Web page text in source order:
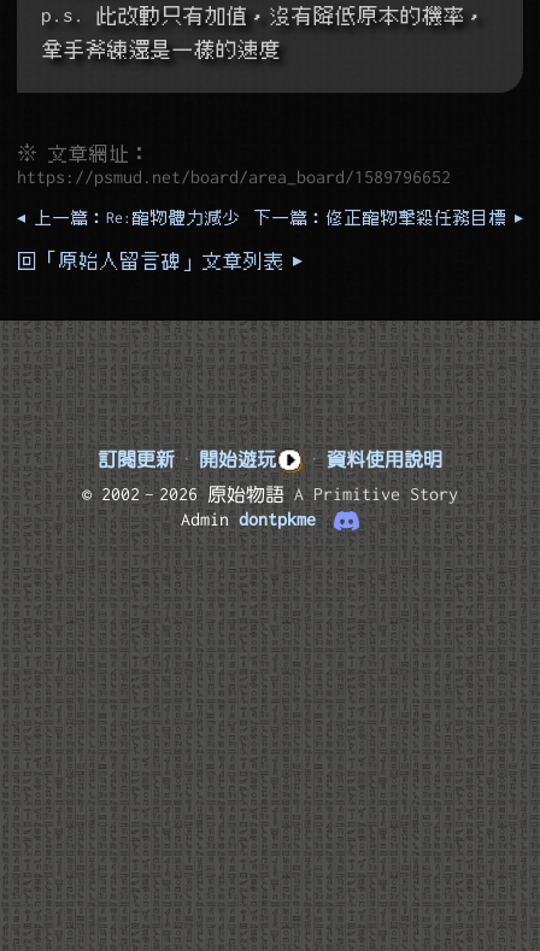
p.s. 此改動只有加值，沒有降低原本的機率，
拿手斧練還是一樣的速度
※ 文章網址：
https://psmud.net/board/area_board/1589796652
◂ 上一篇：Re:寵物體力減少 下一篇：修正寵物擊殺任務目標 ▸
回「原始人留言碑」文章列表 ▸
訂閱更新 · 開始遊玩 · 資料使用說明
© 2002–2026 原始物語 A Primitive Story
Admindontpkme